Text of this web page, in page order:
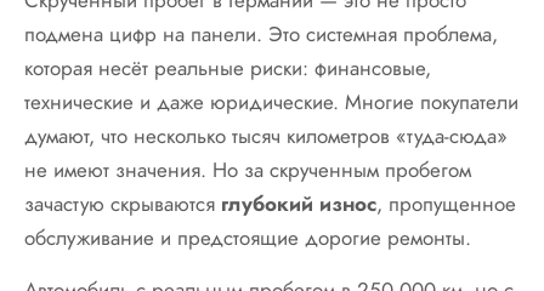
подмена цифр на панели. Это системная проблема,
которая несёт реальные риски: финансовые,
технические и даже юридические. Многие покупатели
думают, что несколько тысяч километров «туда-сюда»
не имеют значения. Но за скрученным пробегом
зачастую скрываются глубокий износ, пропущенное
обслуживание и предстоящие дорогие ремонты.